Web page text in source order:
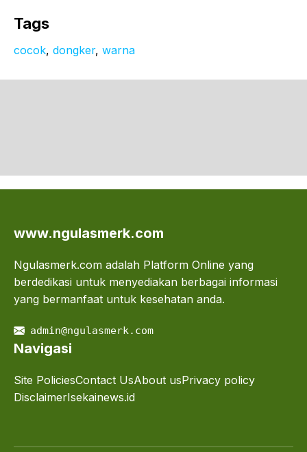
Tags
cocok, dongker, warna
www.ngulasmerk.com
Ngulasmerk.com adalah Platform Online yang
berdedikasi untuk menyediakan berbagai informasi
yang bermanfaat untuk kesehatan anda.
admin@ngulasmerk.com
Navigasi
Site PoliciesContact UsAbout usPrivacy policy
DisclaimerIsekainews.id